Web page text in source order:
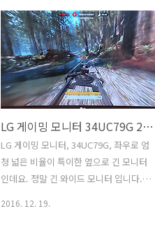
합니다. 활용성을 극도로 끌어올린 제품
이라고 볼 수 있는데요. 물론 단점도 있긴
합니다. ASUS MX34VQ 34인치 21:9 커
브드 모니터의 화질은 무척 우수 했습니
다. 21:9 비율 모니터 중에서 써봤던 것 중
에서는 제일 맘에 드네요. 빛반사도 없구
요. 가장 맘에 드는 것은 화면의 위아래 길
이가 긴 편 입니다. 그래서 게임은 물론 듀
얼모니터용으로도 충분한 성능을 보여줍
니다. 21:9 비율을 지원하는 게임의 경우
더 시원스럽고 확 트인 게임을 즐길 수
LG 게이밍 모니터 34UC79G 21:9 34인치 모니터
LG 게이밍 모니터, 34UC79G, 좌우로 엄
청 넓은 비율이 특이한 옆으로 긴 모니터
인데요. 정말 긴 와이드 모니터 입니다.
2016. 12. 19.